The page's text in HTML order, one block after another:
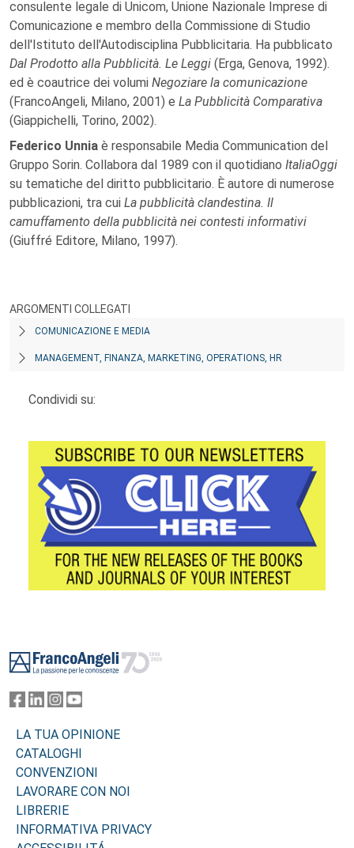
consulente legale di Unicom, Unione Nazionale Imprese di
Comunicazione e membro della Commissione di Studio
dell'Istituto dell'Autodisciplina Pubblicitaria. Ha pubblicato
Dal Prodotto alla Pubblicità. Le Leggi (Erga, Genova, 1992).
ed è coautrice dei volumi Negoziare la comunicazione
(FrancoAngeli, Milano, 2001) e La Pubblicità Comparativa
(Giappichelli, Torino, 2002).
Federico Unnia è responsabile Media Communication del
Gruppo Sorin. Collabora dal 1989 con il quotidiano ItaliaOggi
su tematiche del diritto pubblicitario. È autore di numerose
pubblicazioni, tra cui La pubblicità clandestina. Il
camuffamento della pubblicità nei contesti informativi
(Giuffré Editore, Milano, 1997).
ARGOMENTI COLLEGATI
COMUNICAZIONE E MEDIA
MANAGEMENT, FINANZA, MARKETING, OPERATIONS, HR
Condividi su:
LA TUA OPINIONE
CATALOGHI
CONVENZIONI
LAVORARE CON NOI
LIBRERIE
INFORMATIVA PRIVACY